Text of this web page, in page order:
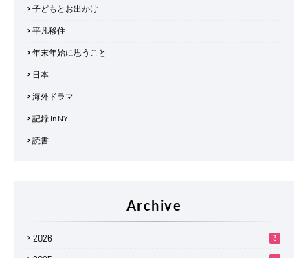
子どもとお出かけ
平凡移住
年末年始に思うこと
日本
海外ドラマ
記録 In NY
読書
Archive
2026 3